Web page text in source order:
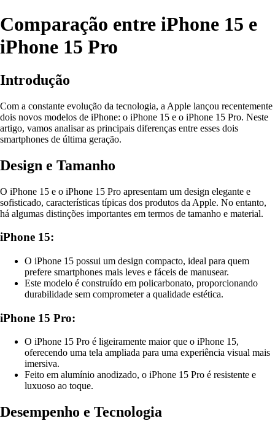
Comparação entre iPhone 15 e
iPhone 15 Pro
Introdução
Com a constante evolução da tecnologia, a Apple lançou recentemente
dois novos modelos de iPhone: o iPhone 15 e o iPhone 15 Pro. Neste
artigo, vamos analisar as principais diferenças entre esses dois
smartphones de última geração.
Design e Tamanho
O iPhone 15 e o iPhone 15 Pro apresentam um design elegante e
sofisticado, características típicas dos produtos da Apple. No entanto,
há algumas distinções importantes em termos de tamanho e material.
iPhone 15:
O iPhone 15 possui um design compacto, ideal para quem
prefere smartphones mais leves e fáceis de manusear.
Este modelo é construído em policarbonato, proporcionando
durabilidade sem comprometer a qualidade estética.
iPhone 15 Pro:
O iPhone 15 Pro é ligeiramente maior que o iPhone 15,
oferecendo uma tela ampliada para uma experiência visual mais
imersiva.
Feito em alumínio anodizado, o iPhone 15 Pro é resistente e
luxuoso ao toque.
Desempenho e Tecnologia